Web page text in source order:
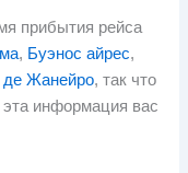
прибытия рейса
, Буэнос айрес,
де Жанейро, так что
эта информация вас